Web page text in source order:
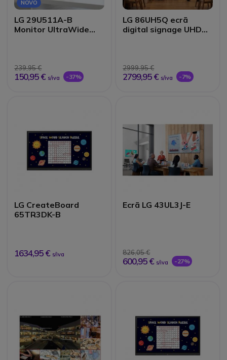
NOVO
LG 29U511A-B
Monitor UltraWide
239,95 €
150,95 € s/iva -37%
LG 86UH5Q ecrã
digital signage UHD
2999,95 €
2799,95 € s/iva -7%
LG CreateBoard
65TR3DK-B
1634,95 € s/iva
Ecrã LG 43UL3J-E
826,05 €
600,95 € s/iva -27%